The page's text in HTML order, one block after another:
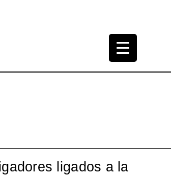
ligados a la